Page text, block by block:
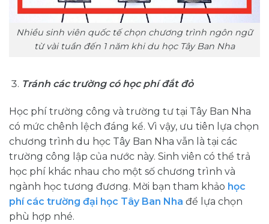
Nhiều sinh viên quốc tế chọn chương trình ngôn ngữ
từ vài tuần đến 1 năm khi du học Tây Ban Nha
Tránh các trường có học phí đắt đỏ
Học phí trường công và trường tư tại Tây Ban Nha
có mức chênh lệch đáng kể. Vì vậy, ưu tiên lựa chọn
chương trình du học Tây Ban Nha vẫn là tại các
trường công lập của nước này. Sinh viên có thể trả
học phí khác nhau cho một số chương trình và
ngành học tương đương. Mời bạn tham khảo học
phí các trường đại học Tây Ban Nha để lựa chọn
phù hợp nhé.